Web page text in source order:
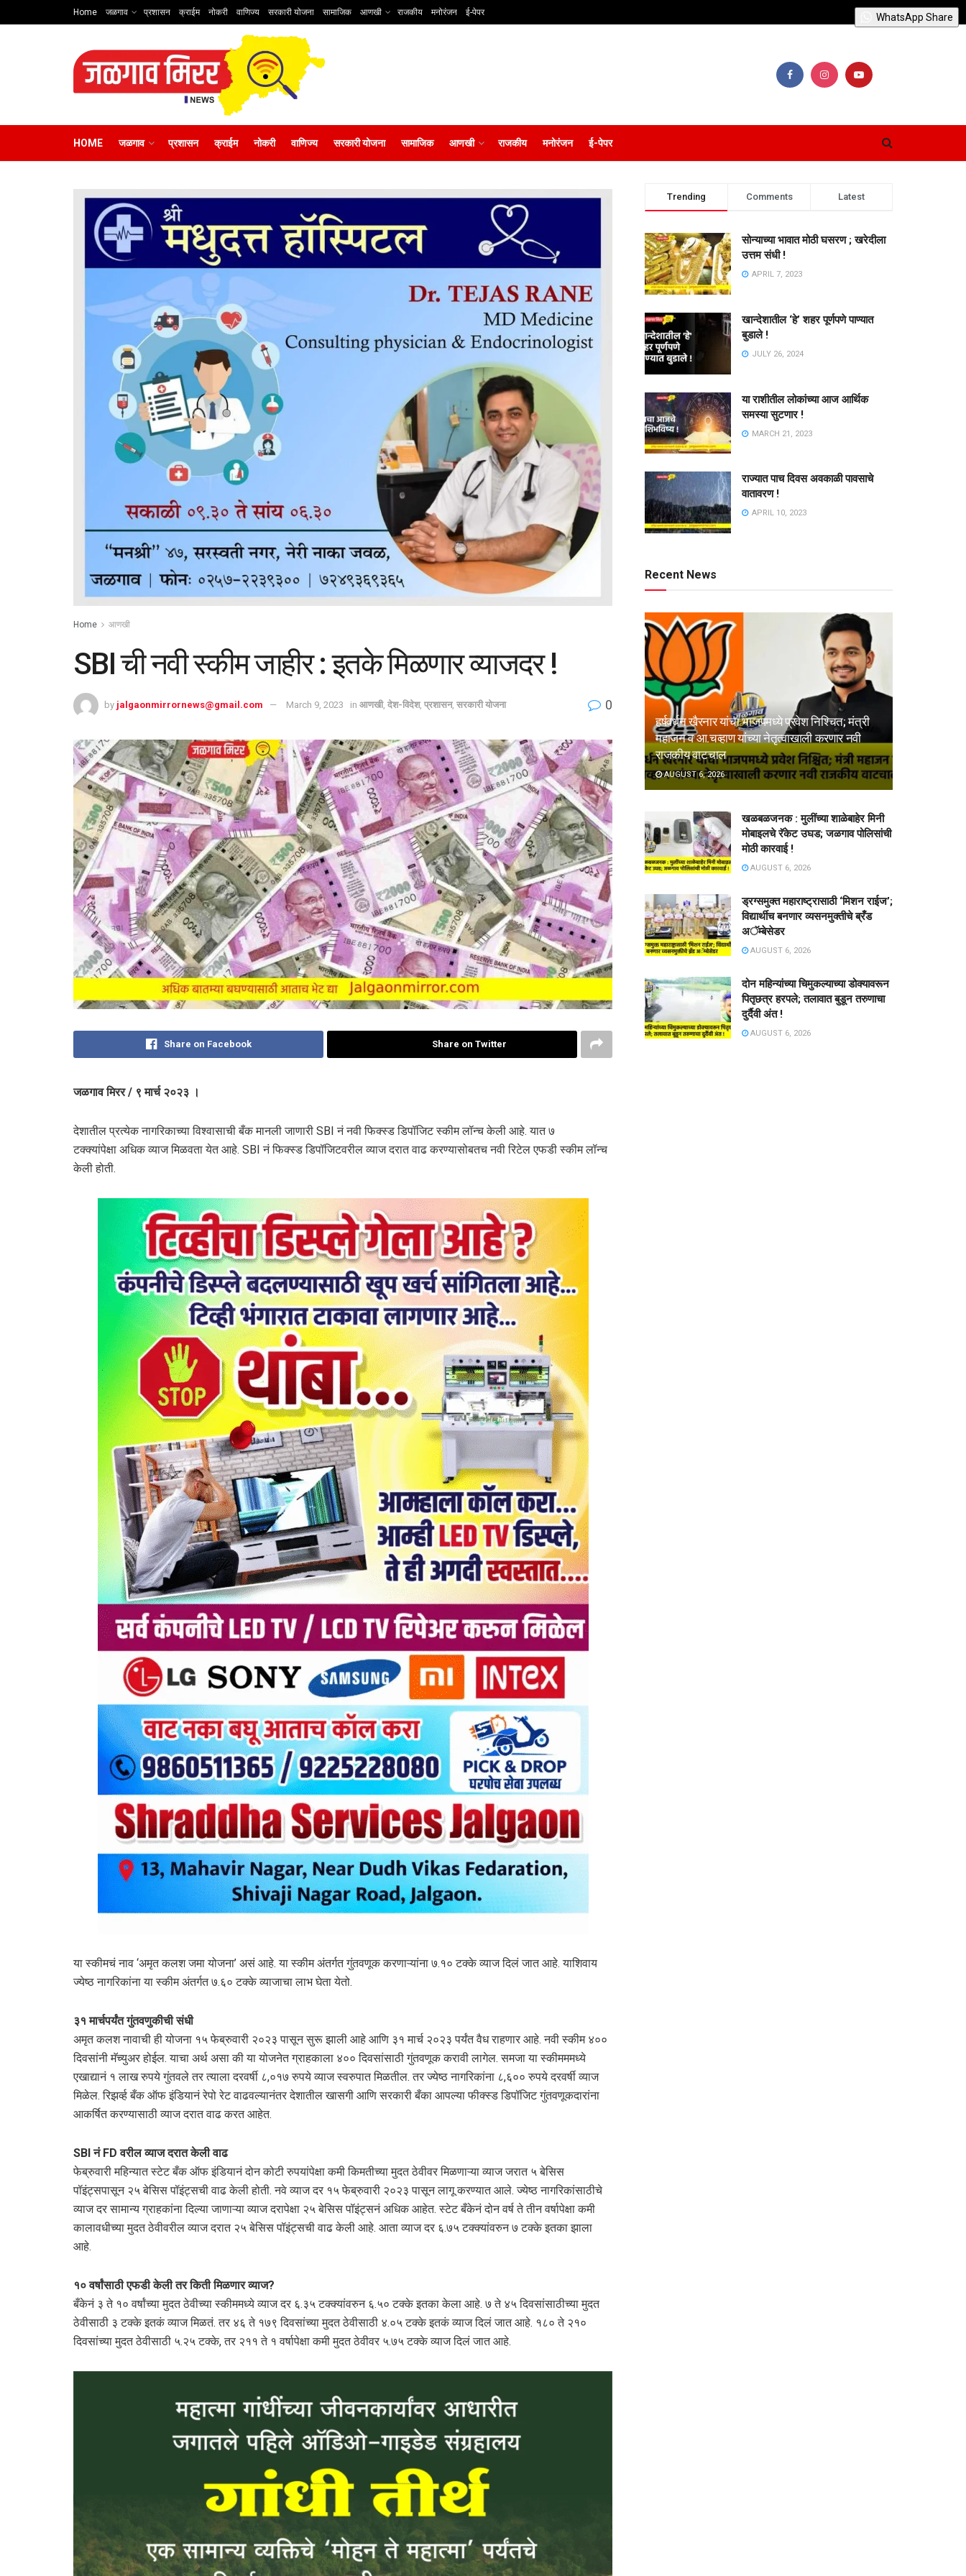
Home जळगाव प्रशासन क्राईम नोकरी वाणिज्य सरकारी योजना सामाजिक आणखी राजकीय मनोरंजन ई-पेपर
HOME जळगाव प्रशासन क्राईम नोकरी वाणिज्य सरकारी योजना सामाजिक आणखी राजकीय मनोरंजन ई-पेपर
Home आणखी
SBI ची नवी स्कीम जाहीर : इतके मिळणार व्याजदर !
by jalgaonmirrornews@gmail.com March 9, 2023 in आणखी, देश-विदेश, प्रशासन, सरकारी योजना 0
Share on Facebook Share on Twitter
जळगाव मिरर / ९ मार्च २०२३ ।
देशातील प्रत्येक नागरिकाच्या विश्वासाची बँक मानली जाणारी SBI नं नवी फिक्स्ड डिपॉजिट स्कीम लॉन्च केली आहे. यात ७
टक्क्यांपेक्षा अधिक व्याज मिळवता येत आहे. SBI नं फिक्स्ड डिपॉजिटवरील व्याज दरात वाढ करण्यासोबतच नवी रिटेल एफडी स्कीम लॉन्च
केली होती.
या स्कीमचं नाव ‘अमृत कलश जमा योजना’ असं आहे. या स्कीम अंतर्गत गुंतवणूक करणाऱ्यांना ७.१० टक्के व्याज दिलं जात आहे. याशिवाय
ज्येष्ठ नागरिकांना या स्कीम अंतर्गत ७.६० टक्के व्याजाचा लाभ घेता येतो.
३१ मार्चपर्यंत गुंतवणुकीची संधी
अमृत कलश नावाची ही योजना १५ फेब्रुवारी २०२३ पासून सुरू झाली आहे आणि ३१ मार्च २०२३ पर्यंत वैध राहणार आहे. नवी स्कीम ४००
दिवसांनी मॅच्युअर होईल. याचा अर्थ असा की या योजनेत ग्राहकाला ४०० दिवसांसाठी गुंतवणूक करावी लागेल. समजा या स्कीमममध्ये
एखाद्यानं १ लाख रुपये गुंतवले तर त्याला दरवर्षी ८,०१७ रुपये व्याज स्वरुपात मिळतील. तर ज्येष्ठ नागरिकांना ८,६०० रुपये दरवर्षी व्याज
मिळेल. रिझर्व्ह बँक ऑफ इंडियानं रेपो रेट वाढवल्यानंतर देशातील खासगी आणि सरकारी बँका आपल्या फीक्स्ड डिपॉजिट गुंतवणूकदारांना
आकर्षित करण्यासाठी व्याज दरात वाढ करत आहेत.
SBI नं FD वरील व्याज दरात केली वाढ
फेब्रुवारी महिन्यात स्टेट बँक ऑफ इंडियानं दोन कोटी रुपयांपेक्षा कमी किमतीच्या मुदत ठेवीवर मिळणाऱ्या व्याज जरात ५ बेसिस
पॉइंट्सपासून २५ बेसिस पॉइंट्सची वाढ केली होती. नवे व्याज दर १५ फेब्रुवारी २०२३ पासून लागू करण्यात आले. ज्येष्ठ नागरिकांसाठीचे
व्याज दर सामान्य ग्राहकांना दिल्या जाणाऱ्या व्याज दरापेक्षा २५ बेसिस पॉइंट्सनं अधिक आहेत. स्टेट बँकेनं दोन वर्ष ते तीन वर्षापेक्षा कमी
कालावधीच्या मुदत ठेवीवरील व्याज दरात २५ बेसिस पॉइंट्सची वाढ केली आहे. आता व्याज दर ६.७५ टक्क्यांवरुन ७ टक्के इतका झाला
आहे.
१० वर्षांसाठी एफडी केली तर किती मिळणार व्याज?
बँकेनं ३ ते १० वर्षांच्या मुदत ठेवीच्या स्कीममध्ये व्याज दर ६.३५ टक्क्यांवरुन ६.५० टक्के इतका केला आहे. ७ ते ४५ दिवसांसाठीच्या मुदत
ठेवीसाठी ३ टक्के इतकं व्याज मिळतं. तर ४६ ते १७९ दिवसांच्या मुदत ठेवीसाठी ४.०५ टक्के इतकं व्याज दिलं जात आहे. १८० ते २१०
दिवसांच्या मुदत ठेवीसाठी ५.२५ टक्के, तर २११ ते १ वर्षापेक्षा कमी मुदत ठेवीवर ५.७५ टक्के व्याज दिलं जात आहे.
Trending Comments Latest
सोन्याच्या भावात मोठी घसरण ; खरेदीला
उत्तम संधी !
APRIL 7, 2023
खान्देशातील ‘हे’ शहर पूर्णपणे पाण्यात
बुडाले !
JULY 26, 2024
या राशीतील लोकांच्या आज आर्थिक
समस्या सुटणार !
MARCH 21, 2023
राज्यात पाच दिवस अवकाळी पावसाचे
वातावरण !
APRIL 10, 2023
Recent News
हर्षवर्धन खैरनार यांचा भाजपमध्ये प्रवेश निश्चित; मंत्री
महाजन व आ.चव्हाण यांच्या नेतृत्वाखाली करणार नवी
राजकीय वाटचाल
AUGUST 6, 2026
खळबळजनक : मुलींच्या शाळेबाहेर मिनी
मोबाइलचे रॅकेट उघड; जळगाव पोलिसांची
मोठी कारवाई !
AUGUST 6, 2026
ड्रग्समुक्त महाराष्ट्रासाठी ‘मिशन राईज’;
विद्यार्थीच बनणार व्यसनमुक्तीचे ब्रँड
अॅम्बेसेडर
AUGUST 6, 2026
दोन महिन्यांच्या चिमुकल्याच्या डोक्यावरून
पितृछत्र हरपले; तलावात बुडून तरुणाचा
दुर्दैवी अंत !
AUGUST 6, 2026
WhatsApp Share